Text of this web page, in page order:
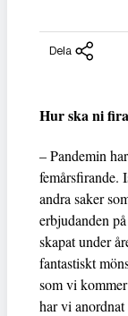
Dela
Hur ska ni
– Pandemin
femårsfirande.
andra saker
erbjudanden
skapat under
fantastiskt
som vi
har vi